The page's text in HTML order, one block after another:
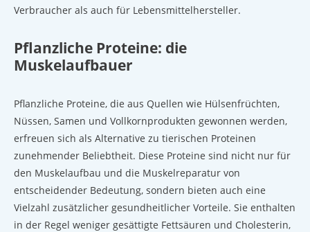
Verbraucher als auch für Lebensmittelhersteller.
Pflanzliche Proteine: die
Muskelaufbauer
Pflanzliche Proteine, die aus Quellen wie Hülsenfrüchten,
Nüssen, Samen und Vollkornprodukten gewonnen werden,
erfreuen sich als Alternative zu tierischen Proteinen
zunehmender Beliebtheit. Diese Proteine ​​sind nicht nur für
den Muskelaufbau und die Muskelreparatur von
entscheidender Bedeutung, sondern bieten auch eine
Vielzahl zusätzlicher gesundheitlicher Vorteile. Sie enthalten
in der Regel weniger gesättigte Fettsäuren und Cholesterin,